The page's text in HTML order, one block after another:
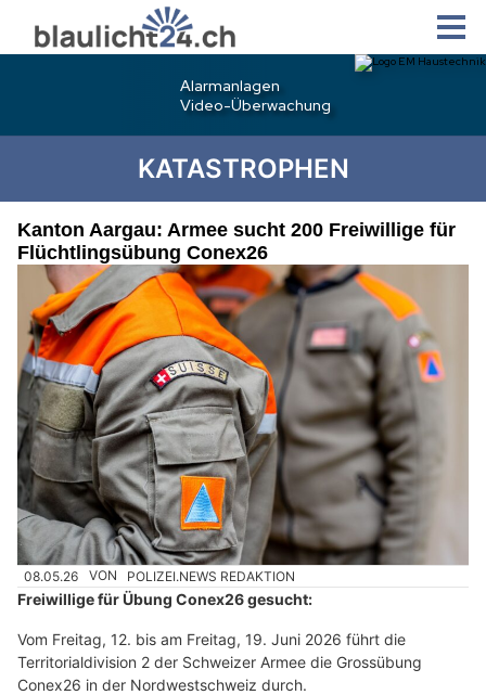
KATASTROPHEN
Kanton Aargau: Armee sucht 200 Freiwillige für
Flüchtlingsübung Conex26
08.05.26 VON POLIZEI.NEWS REDAKTION
Freiwillige für Übung Conex26 gesucht:
Vom Freitag, 12. bis am Freitag, 19. Juni 2026 führt die
Territorialdivision 2 der Schweizer Armee die Grossübung
Conex26 in der Nordwestschweiz durch.